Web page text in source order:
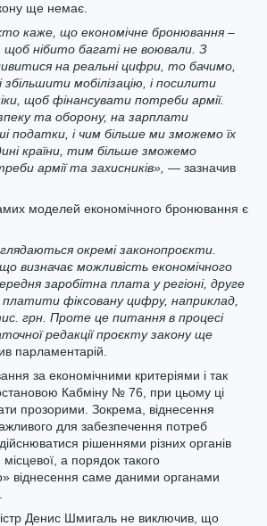
ще немає.
каже, що економічне бронювання –
нібито багаті не воювали. З
на реальні цифри, то бачимо,
мобілізацію, і посилити
щоб фінансувати потреби армії.
та оборону, на зарплати
податки, і чим більше ми зможемо їх
країни, тим більше зможемо
армії та захисників», — зазначив
моделей економічного бронювання є
окремі законопроєкти.
визначає можливість економічного
заробітна плата у регіоні, друге
фіксовану цифру, наприклад,
грн. Проте це питання в процесі
редакції проєкту закону ще
парламентарій.
за економічними критеріями і так
Кабміну № 76, при цьому ці
прозорими. Зокрема, віднесення
для забезпечення потреб
рішеннями різних органів
а порядок такого
віднесення саме даними органами
Денис Шмигаль не виключив, що